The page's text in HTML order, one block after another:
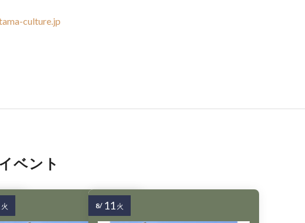
culture.jp
ベント
火 8/ 11 火